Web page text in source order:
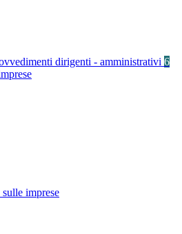
dirigenti - amministrativi 6
imprese